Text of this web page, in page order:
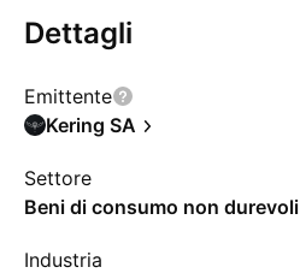
Dettagli
Emittente
Kering SA
Settore
Beni di consumo non durevoli
Industria